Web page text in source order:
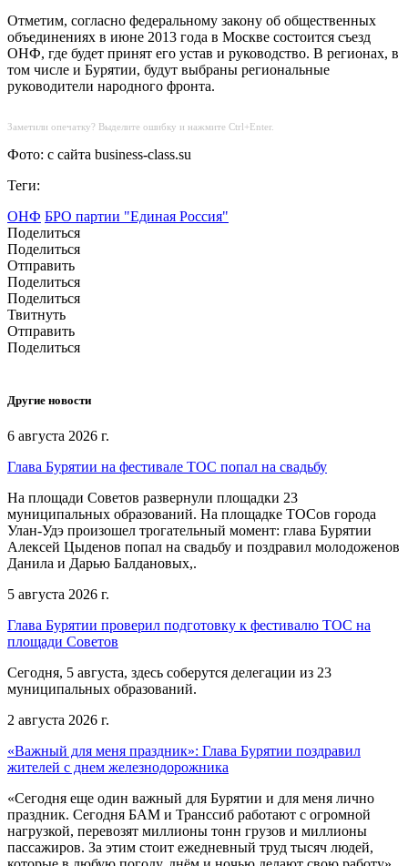
Отметим, согласно федеральному закону об общественных
объединениях в июне 2013 года в Москве состоится съезд
ОНФ, где будет принят его устав и руководство. В регионах, в
том числе и Бурятии, будут выбраны региональные
руководители народного фронта.
Заметили опечатку? Выделите ошибку и нажмите Ctrl+Enter.
Фото: с сайта business-class.su
Теги:
ОНФ БРО партии "Единая Россия"
Поделиться
Поделиться
Отправить
Поделиться
Поделиться
Твитнуть
Отправить
Поделиться
Другие новости
6 августа 2026 г.
Глава Бурятии на фестивале ТОС попал на свадьбу
На площади Советов развернули площадки 23
муниципальных образований. На площадке ТОСов города
Улан-Удэ произошел трогательный момент: глава Бурятии
Алексей Цыденов попал на свадьбу и поздравил молодоженов
Данила и Дарью Балдановых,.
5 августа 2026 г.
Глава Бурятии проверил подготовку к фестивалю ТОС на
площади Советов
Сегодня, 5 августа, здесь соберутся делегации из 23
муниципальных образований.
2 августа 2026 г.
«Важный для меня праздник»: Глава Бурятии поздравил
жителей с днем железнодорожника
«Сегодня еще один важный для Бурятии и для меня лично
праздник. Сегодня БАМ и Транссиб работают с огромной
нагрузкой, перевозят миллионы тонн грузов и миллионы
пассажиров. За этим стоит ежедневный труд тысяч людей,